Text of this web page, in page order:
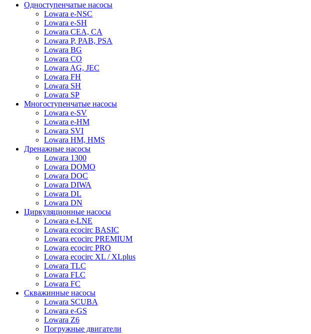
Одноступенчатые насосы
Lowara e-NSC
Lowara e-SH
Lowara CEA, CA
Lowara P, PAB, PSA
Lowara BG
Lowara CO
Lowara AG, JEC
Lowara FH
Lowara SH
Lowara SP
Многоступенчатые насосы
Lowara e-SV
Lowara e-HM
Lowara SVI
Lowara HM, HMS
Дренажные насосы
Lowara 1300
Lowara DOMO
Lowara DOC
Lowara DIWA
Lowara DL
Lowara DN
Циркуляционные насосы
Lowara e-LNE
Lowara ecocirc BASIC
Lowara ecocirc PREMIUM
Lowara ecocirc PRO
Lowara ecocirc XL / XLplus
Lowara TLC
Lowara FLC
Lowara FC
Скважинные насосы
Lowara SCUBA
Lowara e-GS
Lowara Z6
Погружные двигатели